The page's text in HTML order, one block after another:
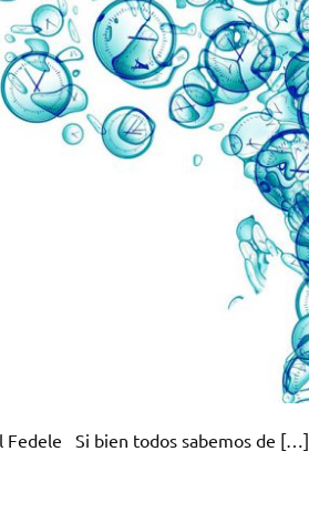
Fedele Si bien todos sabemos de […]